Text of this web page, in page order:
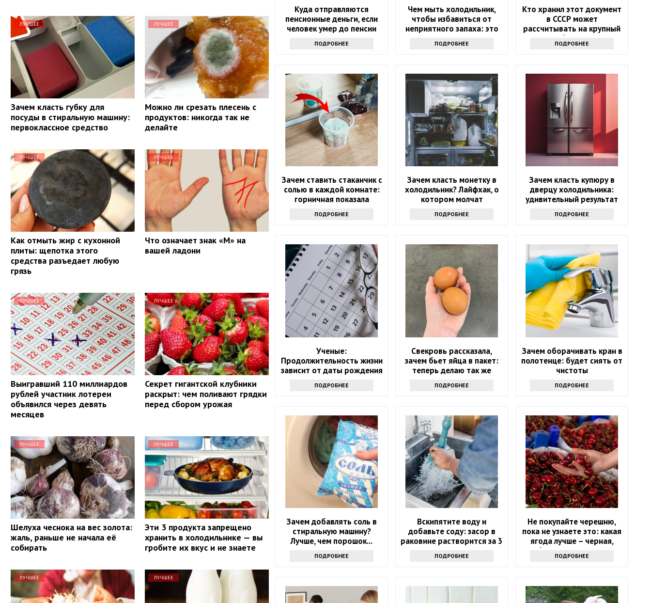
ЛУЧШЕЕ
Зачем класть губку для
посуды в стиральную машину:
первоклассное средство
ЛУЧШЕЕ
Можно ли срезать плесень с
продуктов: никогда так не
делайте
ЛУЧШЕЕ
Как отмыть жир с кухонной
плиты: щепотка этого
средства разъедает любую
грязь
ЛУЧШЕЕ
Что означает знак «М» на
вашей ладони
ЛУЧШЕЕ
Выигравший 110 миллиардов
рублей участник лотереи
объявился через девять
месяцев
ЛУЧШЕЕ
Секрет гигантской клубники
раскрыт: чем поливают грядки
перед сбором урожая
ЛУЧШЕЕ
Шелуха чеснока на вес золота:
жаль, раньше не начала её
собирать
ЛУЧШЕЕ
Эти 3 продукта запрещено
хранить в холодильнике — вы
гробите их вкус и не знаете
ЛУЧШЕЕ ЛУЧШЕЕ
Куда отправляются
пенсионные деньги, если
человек умер до пенсии
ПОДРОБНЕЕ
Чем мыть холодильник,
чтобы избавиться от
неприятного запаха: это
ПОДРОБНЕЕ
Кто хранил этот документ
в СССР может
рассчитывать на крупный
бонус
ПОДРОБНЕЕ
Зачем ставить стаканчик с
солью в каждой комнате:
горничная показала
ПОДРОБНЕЕ
Зачем класть монетку в
холодильник? Лайфхак, о
котором молчат
ПОДРОБНЕЕ
Зачем класть купюру в
дверцу холодильника:
удивительный результат
ПОДРОБНЕЕ
Ученые:
Продолжительность жизни
зависит от даты рождения
ПОДРОБНЕЕ
Свекровь рассказала,
зачем бьет яйца в пакет:
теперь делаю так же
ПОДРОБНЕЕ
Зачем оборачивать кран в
полотенце: будет сиять от
чистоты
ПОДРОБНЕЕ
Зачем добавлять соль в
стиральную машину?
Лучше, чем порошок...
ПОДРОБНЕЕ
Вскипятите воду и
добавьте соду: засор в
раковине растворится за 3
ПОДРОБНЕЕ
Не покупайте черешню,
пока не узнаете это: какая
ягода лучше – черная,
белая или розовая
ПОДРОБНЕЕ